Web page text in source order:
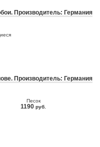
Производитель: Германия
Производитель: Германия
Песок
1190 руб.